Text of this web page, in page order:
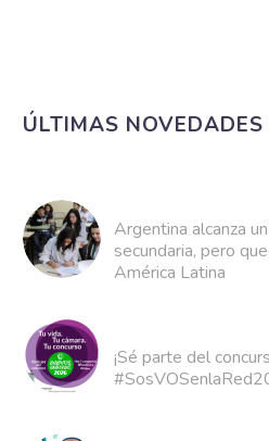
ÚLTIMAS NOVEDADES
Argentina alcanza
secundaria, pero
América Latina
¡Sé parte del